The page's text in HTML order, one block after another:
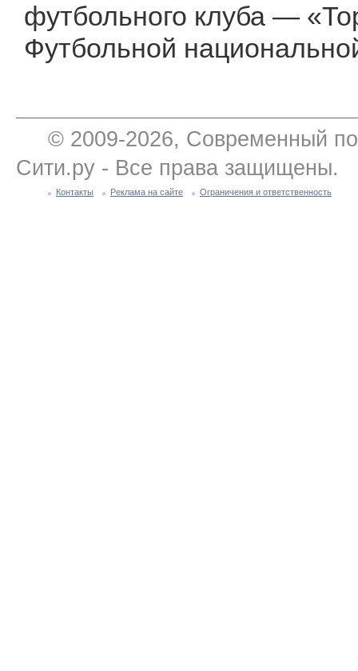
футбольного клуба —
Футбольной
© 2009-2026, Современный
Сити.ру - Все права защищены.
Контакты Реклама на сайте Ограничения и ответственность